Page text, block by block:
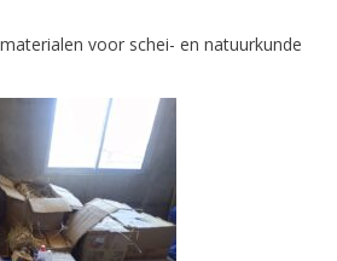
voor schei- en natuurkunde